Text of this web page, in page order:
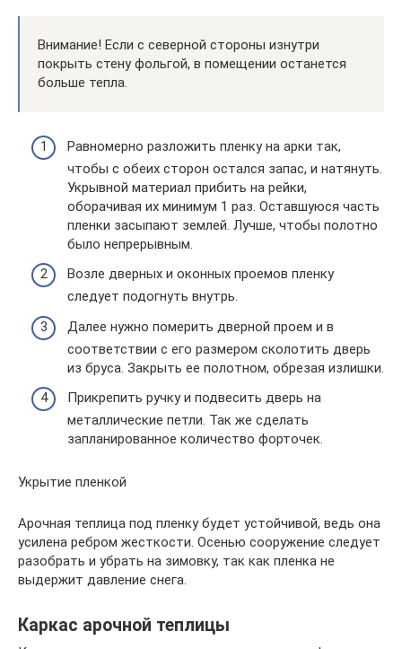
Внимание! Если с северной стороны изнутри
покрыть стену фольгой, в помещении останется
больше тепла.
Равномерно разложить пленку на арки так,
чтобы с обеих сторон остался запас, и натянуть.
Укрывной материал прибить на рейки,
оборачивая их минимум 1 раз. Оставшуюся часть
пленки засыпают землей. Лучше, чтобы полотно
было непрерывным.
Возле дверных и оконных проемов пленку
следует подогнуть внутрь.
Далее нужно померить дверной проем и в
соответствии с его размером сколотить дверь
из бруса. Закрыть ее полотном, обрезая излишки.
Прикрепить ручку и подвесить дверь на
металлические петли. Так же сделать
запланированное количество форточек.
Укрытие пленкой
Арочная теплица под пленку будет устойчивой, ведь она
усилена ребром жесткости. Осенью сооружение следует
разобрать и убрать на зимовку, так как пленка не
выдержит давление снега.
Каркас арочной теплицы